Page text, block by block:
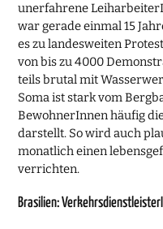
unerfahrene
war gerade einmal 15
es zu landesweiten
von bis zu 4000
teils brutal mit
Soma ist stark vom
BewohnerInnen häufig
darstellt. So wird auch
monatlich einen
verrichten.
Brasilien: